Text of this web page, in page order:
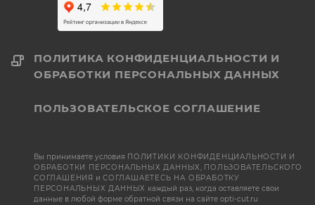
ПОЛИТИКА КОНФИДЕНЦИАЛЬНОСТИ И
ОБРАБОТКИ ПЕРСОНАЛЬНЫХ ДАННЫХ
ПОЛЬЗОВАТЕЛЬСКОЕ СОГЛАШЕНИЕ
Вы принимаете условия ПОЛИТИКИ КОНФИДЕНЦИАЛЬНОСТИ И
ОБРАБОТКИ ПЕРСОНАЛЬНЫХ ДАННЫХ, ПОЛЬЗОВАТЕЛЬСКОГО
СОГЛАШЕНИЯ иСОГЛАШАЕТЕСЬ НА ОБРАБОТКУ
ПЕРСОНАЛЬНЫХ ДАННЫХ каждый раз, когда оставляете свои
данные в любой форме обратной связи на сайте opti-cut.ru